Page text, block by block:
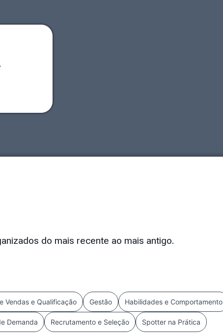
do mais recente ao mais antigo.
Vendas e Qualificação Gestão Habilidades e Comportamento
Demanda Recrutamento e Seleção Spotter na Prática